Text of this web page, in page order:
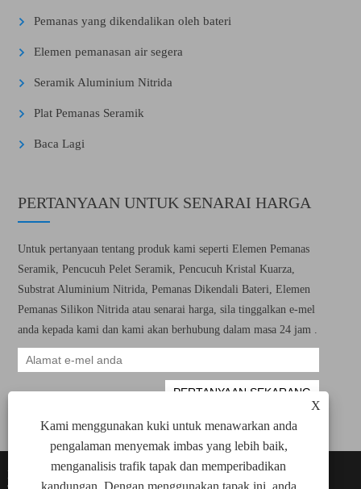
X
Kami menggunakan kuki untuk menawarkan anda
pengalaman menyemak imbas yang lebih baik,
menganalisis trafik tapak dan memperibadikan
kandungan. Dengan menggunakan tapak ini, anda
Pemanas yang dikendalikan oleh bateri
Elemen pemanasan air segera
Seramik Aluminium Nitrida
Plat Pemanas Seramik
Baca Lagi
PERTANYAAN UNTUK SENARAI HARGA
Untuk pertanyaan tentang produk kami seperti Elemen Pemanas
Seramik, Pencucuh Pelet Seramik, Pencucuh Kristal Kuarza,
Substrat Aluminium Nitrida, Pemanas Dikendali Bateri, Elemen
Pemanas Silikon Nitrida atau senarai harga, sila tinggalkan e-mel
anda kepada kami dan kami akan berhubung dalam masa 24 jam .
Hakcipta © 2022 Xiamen Green Way Electronic